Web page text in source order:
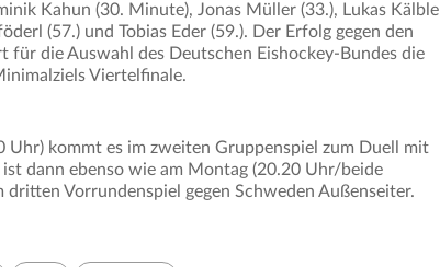
Kahun (30. Minute), Jonas Müller (33.), Lukas Kälble
(57.) und Tobias Eder (59.). Der Erfolg gegen den
die Auswahl des Deutschen Eishockey-Bundes die
Viertelfinale.
Uhr) kommt es im zweiten Gruppenspiel zum Duell mit
dann ebenso wie am Montag (20.20 Uhr/beide
dritten Vorrundenspiel gegen Schweden Außenseiter.